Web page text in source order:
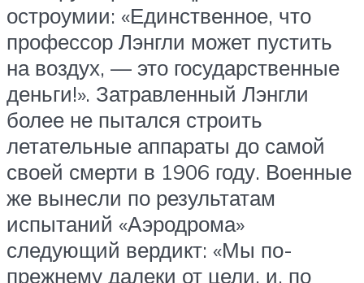
остроумии: «Единственное, что
профессор Лэнгли может пустить
на воздух, — это государственные
деньги!». Затравленный Лэнгли
более не пытался строить
летательные аппараты до самой
своей смерти в 1906 году. Военные
же вынесли по результатам
испытаний «Аэродрома»
следующий вердикт: «Мы по-
прежнему далеки от цели, и, по